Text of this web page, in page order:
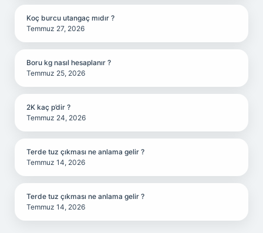
Koç burcu utangaç mıdır ?
Temmuz 27, 2026
Boru kg nasıl hesaplanır ?
Temmuz 25, 2026
2K kaç p’dir ?
Temmuz 24, 2026
Terde tuz çıkması ne anlama gelir ?
Temmuz 14, 2026
Terde tuz çıkması ne anlama gelir ?
Temmuz 14, 2026